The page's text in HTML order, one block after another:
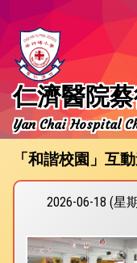
仁濟醫院
Yan Chai Hospital
「和諧校園」互
2026-06-18 (星